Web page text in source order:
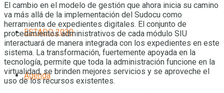
ESTADO 2030
Agenda
El cambio en el modelo de gestión que ahora inicia su camino
va más allá de la implementación del Sudocu como
herramienta de expedientes digitales. El conjunto de
procedimientos administrativos de cada módulo SIU
interactuará de manera integrada con los expedientes en este
sistema. La transformación, fuertemente apoyada en la
tecnología, permite que toda la administración funcione en la
virtualidad, se brinden mejores servicios y se aproveche el
uso de los recursos existentes.